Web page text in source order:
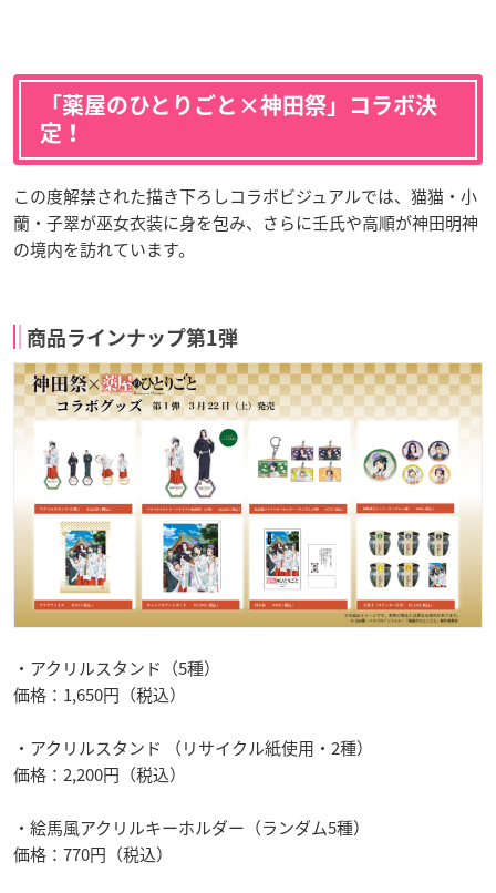
「薬屋のひとりごと×神田祭」コラボ決
定！
この度解禁された描き下ろしコラボビジュアルでは、猫猫・小
蘭・子翠が巫女衣装に身を包み、さらに壬氏や高順が神田明神
の境内を訪れています。
商品ラインナップ第1弾
・アクリルスタンド（5種）
価格：1,650円（税込）
・アクリルスタンド （リサイクル紙使用・2種）
価格：2,200円（税込）
・絵馬風アクリルキーホルダー（ランダム5種）
価格：770円（税込）